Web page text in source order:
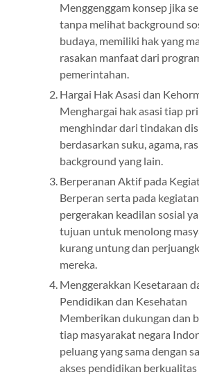
Menggenggam konsep jika
tanpa melihat background
budaya, memiliki hak yang
rasakan manfaat dari
pemerintahan.
Hargai Hak Asasi dan
Menghargai hak asasi tiap
menghindar dari tindakan
berdasarkan suku, agama,
background yang lain.
Berperanan Aktif pada
Berperan serta pada
pergerakan keadilan sosial
tujuan untuk menolong
kurang untung dan
mereka.
Menggerakkan Kesetaraan
Pendidikan dan Kesehatan
Memberikan dukungan dan
tiap masyarakat negara
peluang yang sama dengan
akses pendidikan berkualitas